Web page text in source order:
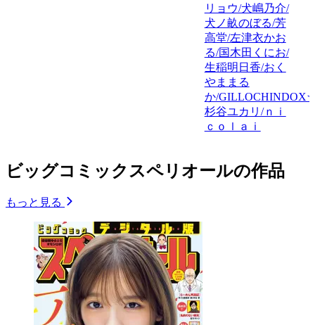
リョウ/犬嶋乃介/
犬ノ畝のぼる/芳
高堂/左津衣かお
る/国木田くにお/
生稲明日香/おく
やままる
か/
杉谷ユカリ/ｎｉ
ｃｏｌａｉ
ビッグコミックスペリオールの作品
もっと見る